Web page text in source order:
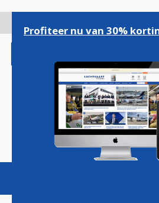
gaan
Magazine Podcasts
Profiteer nu van 30%